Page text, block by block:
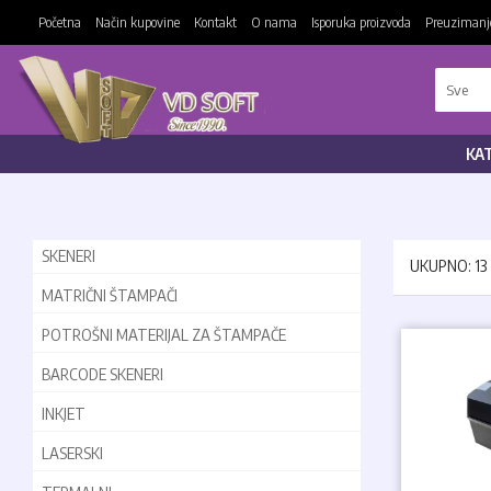
Početna Način kupovine Kontakt O nama Isporuka proizvoda
SKENERI
MATRIČNI ŠTAMPAČI
POTROŠNI MATERIJAL ZA ŠTAMPAČE
BARCODE SKENERI
INKJET
LASERSKI
UKUPNO: 13